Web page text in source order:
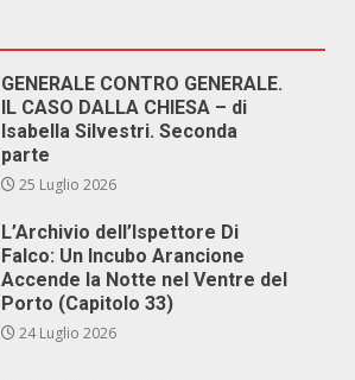
GENERALE CONTRO GENERALE.
IL CASO DALLA CHIESA – di
Isabella Silvestri. Seconda
parte
25 Luglio 2026
L’Archivio dell’Ispettore Di
Falco: Un Incubo Arancione
Accende la Notte nel Ventre del
Porto (Capitolo 33)
24 Luglio 2026